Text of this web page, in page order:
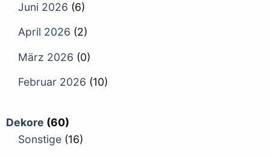
Juni 2026 (6)
April 2026 (2)
März 2026 (0)
Februar 2026 (10)
Dekore (60)
Sonstige (16)